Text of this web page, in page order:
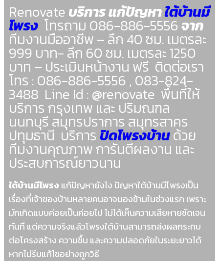
Renovate บริการ แก้ปัญหาใต้บ้านมี
โพรง โทรถาม 086-886-5556จาก
ทีมงานมืออาชีพ – ลึก 40 ซม. เมตรละ
999 บาท- ลึก 60 ซม. เมตรละ 1250
บาท – ประเมินหน้างาน ฟรี ติดต่อเรา
โทร : 086-886-5556 , 083-824-
3488 Line Id : @renovate พื้นที่ให้
บริการ กรุงเทพ และ ปริมณฑล
นนทบุรี สมุทรปราการ สมุทรสาคร
ปทุมธานี บริการปิดโพรงบ้านด้วย
ทีมงานคุณภาพ การันตีผลงาน และ
ประสบการณ์ยาวนาน
ใต้บ้านมีโพรงแก้ปัญหายังไง ปัญหาใต้บ้านมีโพรงเป็น
เรื่องที่เจ้าของบ้านหลายคนอาจมองข้ามในช่วงแรก เพราะ
มักเกิดแบบค่อยเป็นค่อยไป ไม่ได้เห็นความเสียหายชัดเจน
ทันที แต่ความจริงแล้วโพรงใต้บ้านสามารถส่งผลกระทบ
ต่อโครงสร้าง ความชื้น และความปลอดภัยในระยะยาวได้
หากไม่รีบแก้ไขอย่างถูกวิธี